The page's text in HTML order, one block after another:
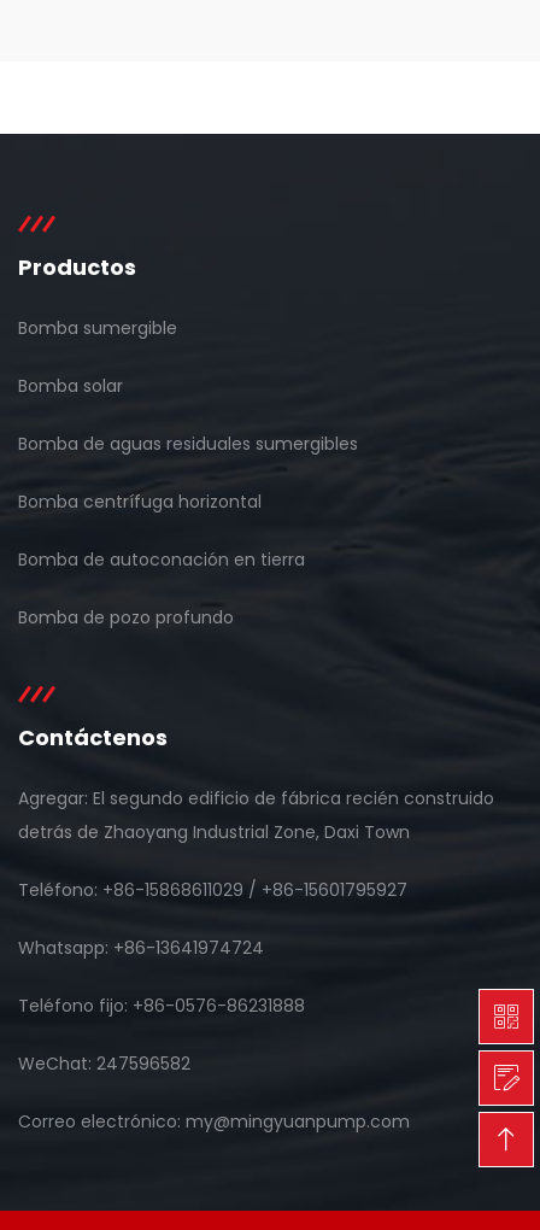
Productos
Bomba sumergible
Bomba solar
Bomba de aguas residuales sumergibles
Bomba centrífuga horizontal
Bomba de autoconación en tierra
Bomba de pozo profundo
Contáctenos
Agregar: El segundo edificio de fábrica recién construido
detrás de Zhaoyang Industrial Zone, Daxi Town
Teléfono: +86-15868611029 / +86-15601795927
Whatsapp: +86-13641974724
Teléfono fijo: +86-0576-86231888
WeChat: 247596582
Correo electrónico: my@mingyuanpump.com